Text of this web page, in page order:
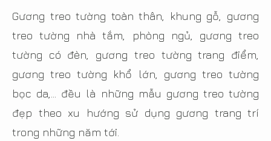
Gương treo tường toàn thân, khung gỗ, gương
treo tường nhà tắm, phòng ngủ, gương treo
tường có đèn, gương treo tường trang điểm,
gương treo tường khổ lớn, gương treo tường
bọc da,… đều là những mẫu gương treo tường
đẹp theo xu hướng sử dụng gương trang trí
trong những năm tới.